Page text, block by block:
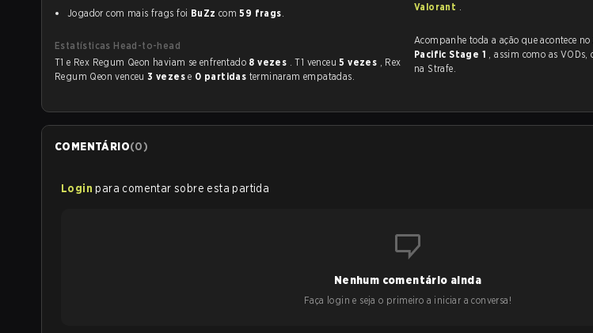
Jogador com mais frags foi BuZz com59 frags.
Estatísticas Head-to-head
T1 e Rex Regum Qeon haviam se enfrentado 8 vezes . T1 venceu5 vezes , Rex
Regum Qeon venceu3 vezese 0 partidas terminaram empatadas.
Valorant .
Acompanhe toda a ação que acontece no
Pacific Stage 1 , assim como as VODs, destaques e transmissões ao vivo, tudo
na Strafe.
COMENTÁRIO(0)
Login para comentar sobre esta partida
Nenhum comentário ainda
Faça login e seja o primeiro a iniciar a conversa!